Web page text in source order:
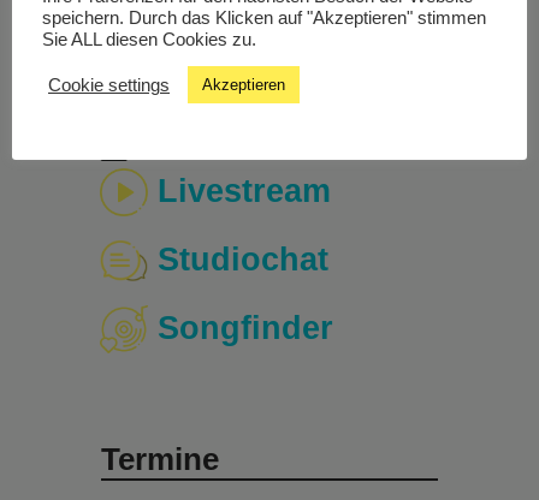
Livestream
Studiochat
Songfinder
Termine
speichern. Durch das Klicken auf "Akzeptieren" stimmen
Sie ALL diesen Cookies zu.
Cookie settings Akzeptieren